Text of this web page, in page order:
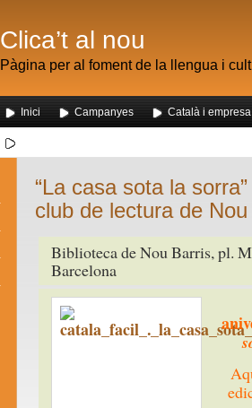
Clica’t al nou
Pàgina per al foment de la llengua i
Inici Campanyes Català i empresa
“La casa sota la
club de lectura de
Biblioteca de Nou Barris, pl.
Barcelona